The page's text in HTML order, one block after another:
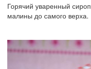
Горячий уваренный
малины до самого верха.